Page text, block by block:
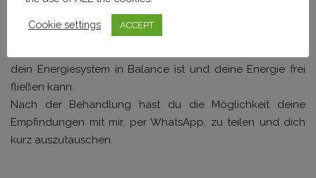
werden gelöst, Selbstheilungskräfte werden aktiviert,
angestaute Energie/ Emotionen werden freigelassen.
dein Energiesystem in Balance ist und deine Energie frei
fließen kann.
Nach der Behandlung hast du die Möglichkeit deine
Empfindungen mit mir, per WhatsApp, zu teilen und dich
kurz auszutauschen.
Cookie settings ACCEPT